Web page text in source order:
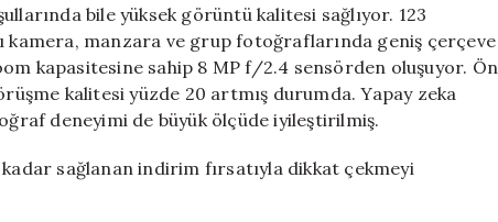
bile yüksek görüntü kalitesi sağlıyor. 123
kamera, manzara ve grup fotoğraflarında geniş çerçeve
kapasitesine sahip 8 MP f/2.4 sensörden oluşuyor. Ön
kalitesi yüzde 20 artmış durumda. Yapay zeka
deneyimi de büyük ölçüde iyileştirilmiş.
sağlanan indirim fırsatıyla dikkat çekmeyi